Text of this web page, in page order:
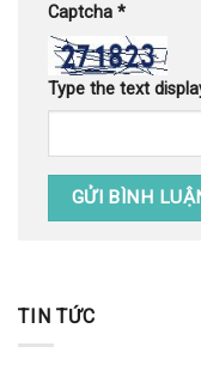
Captcha *
Type the text
TIN TỨC